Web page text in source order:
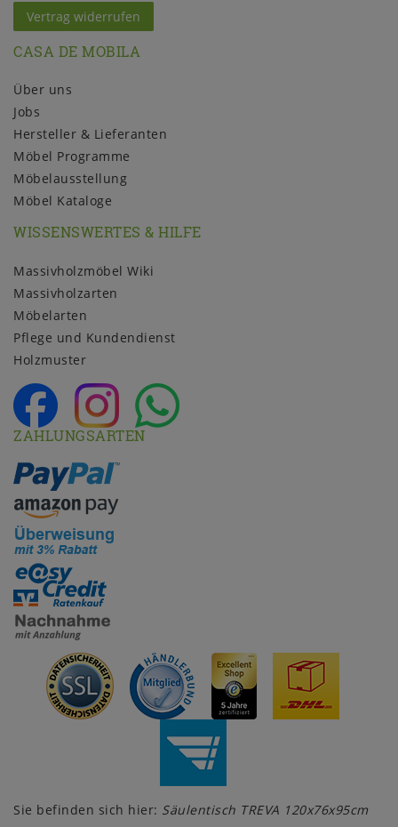
Vertrag widerrufen
CASA DE MOBILA
Über uns
Jobs
Hersteller & Lieferanten
Möbel Programme
Möbelausstellung
Möbel Kataloge
WISSENSWERTES & HILFE
Massivholzmöbel Wiki
Massivholzarten
Möbelarten
Pflege und Kundendienst
Holzmuster
ZAHLUNGSARTEN
Sie befinden sich hier: Säulentisch TREVA 120x76x95cm